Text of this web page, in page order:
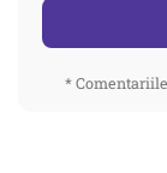
*